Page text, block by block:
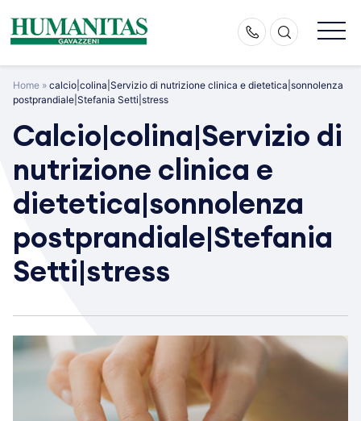
content
Home » calcio|colina|Servizio di nutrizione clinica e dietetica|sonnolenza
postprandiale|Stefania Setti|stress
Calcio|colina|Servizio di
nutrizione clinica e
dietetica|sonnolenza
postprandiale|Stefania
Setti|stress